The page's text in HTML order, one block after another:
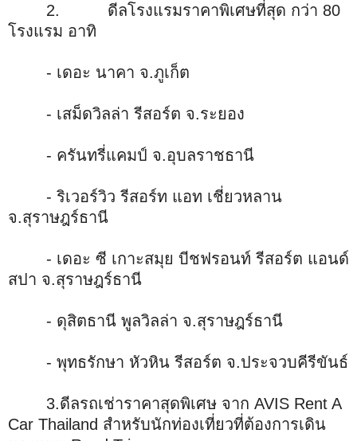
2. ดีลโรงแรมราคาพิเศษที่สุด กว่า 80
โรงแรม อาทิ
- เดอะ นาคา จ.ภูเก็ต
- เสม็ดวิลล่า รีสอร์ต จ.ระยอง
- ครันทรี่แคมป์ จ.อุบลราชธานี
- ริเวอร์วิว รีสอร์ท แอท เชี่ยวหลาน
จ.สุราษฎร์ธานี
- เดอะ ซี เกาะสมุย บีชฟรอนท์ รีสอร์ต แอนด์
สปา จ.สุราษฎร์ธานี
- ดุสิตธานี พูลวิลล่า จ.สุราษฎร์ธานี
- พุทธรักษา หัวหิน รีสอร์ต จ.ประจวบคีรีขันธ์
3.ดีลรถเช่าราคาสุดพิเศษ จาก AVIS Rent A
Car Thailand สำหรับนักท่องเที่ยวที่ต้องการเดิน